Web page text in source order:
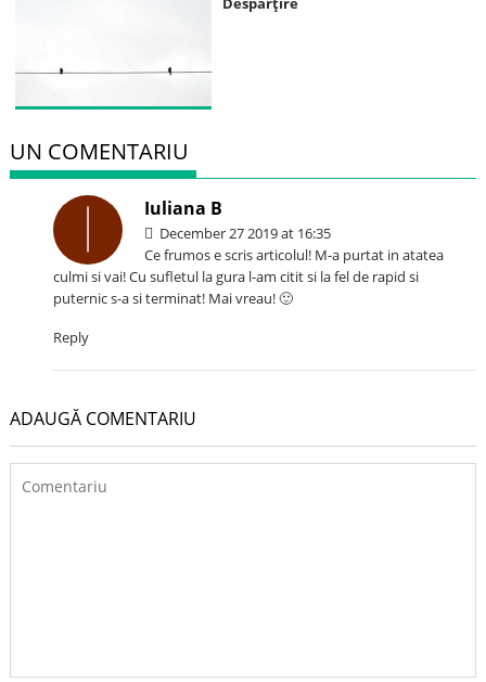
UN COMENTARIU
Iuliana B
December 27 2019 at 16:35
Ce frumos e scris articolul! M-a purtat in atatea
culmi si vai! Cu sufletul la gura l-am citit si la fel de rapid si
puternic s-a si terminat! Mai vreau! 🙂
Reply
ADAUGĂ COMENTARIU